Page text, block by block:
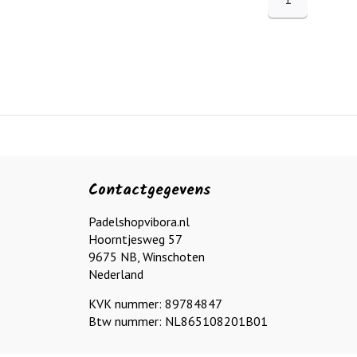
Contactgegevens
Padelshopvibora.nl
Hoorntjesweg 57
9675 NB, Winschoten
Nederland
KVK nummer: 89784847
Btw nummer: NL865108201B01